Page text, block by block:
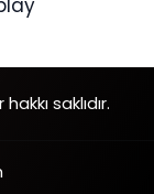
saklıdır.